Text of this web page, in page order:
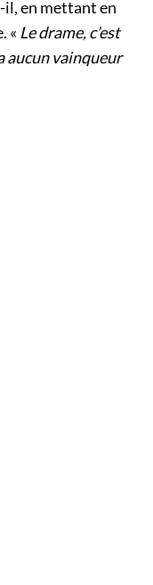
en mettant en
« Le drame, c’est
aucun vainqueur